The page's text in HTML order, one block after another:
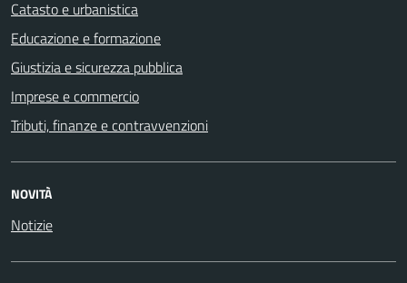
Catasto e urbanistica
Educazione e formazione
Giustizia e sicurezza pubblica
Imprese e commercio
Tributi, finanze e contravvenzioni
NOVITÀ
Notizie